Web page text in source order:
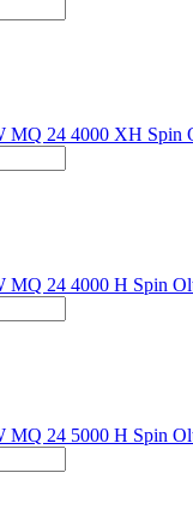
MQ 24 4000 XH Spin
MQ 24 4000 H Spin
MQ 24 5000 H Spin